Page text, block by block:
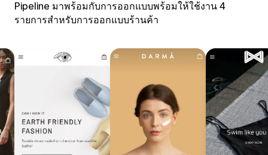
Pipeline มาพร้อมกับการออกแบบพร้อมให้ใช้งาน 4
รายการสำหรับการออกแบบร้านค้า